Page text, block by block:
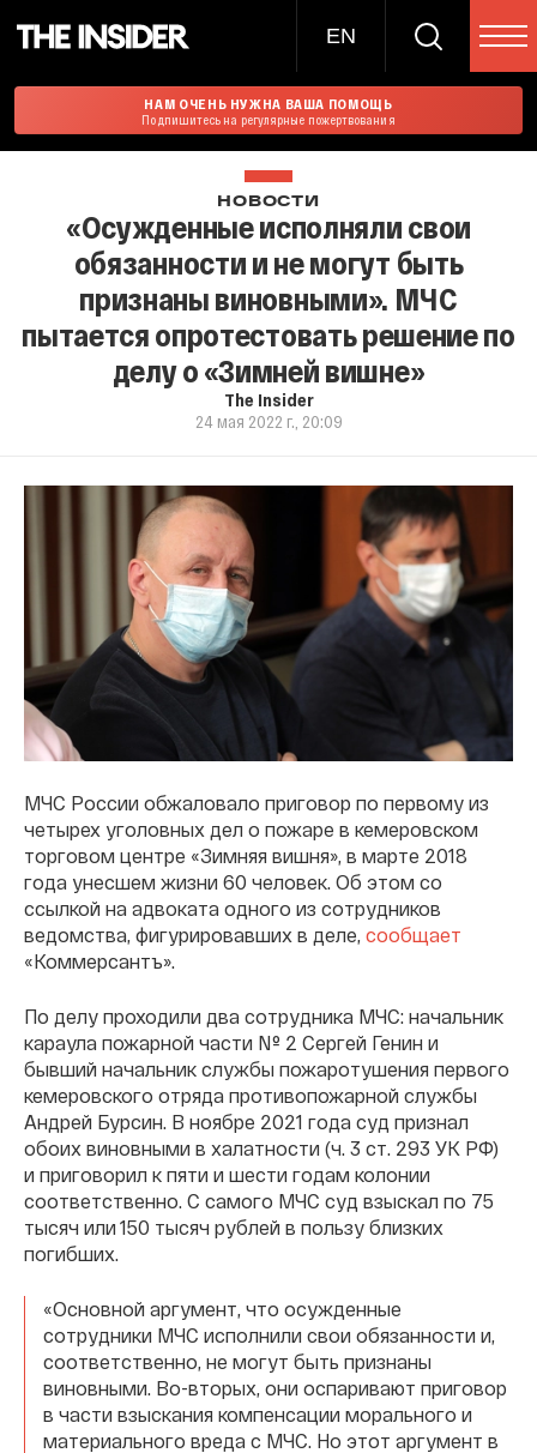
EN
НАМ ОЧЕНЬ НУЖНА ВАША ПОМОЩЬ
Подпишитесь на регулярные пожертвования
НОВОСТИ
«Осужденные исполняли свои
обязанности и не могут быть
признаны виновными». МЧС
пытается опротестовать решение по
делу о «Зимней вишне»
The Insider
24 мая 2022 г., 20:09
МЧС России обжаловало приговор по первому из
четырех уголовных дел о пожаре в кемеровском
торговом центре «Зимняя вишня», в марте 2018
года унесшем жизни 60 человек. Об этом со
ссылкой на адвоката одного из сотрудников
ведомства, фигурировавших в деле, сообщает
«Коммерсантъ».
По делу проходили два сотрудника МЧС: начальник
караула пожарной части № 2 Сергей Генин и
бывший начальник службы пожаротушения первого
кемеровского отряда противопожарной службы
Андрей Бурсин. В ноябре 2021 года суд признал
обоих виновными в халатности (ч. 3 ст. 293 УК РФ)
и приговорил к пяти и шести годам колонии
соответственно. С самого МЧС суд взыскал по 75
тысяч или 150 тысяч рублей в пользу близких
погибших.
«Основной аргумент, что осужденные
сотрудники МЧС исполнили свои обязанности и,
соответственно, не могут быть признаны
виновными. Во-вторых, они оспаривают приговор
в части взыскания компенсации морального и
материального вреда с МЧС. Но этот аргумент в